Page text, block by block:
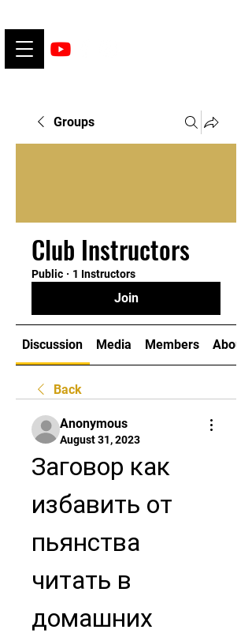
Groups
Club Instructors
Public · 1 Instructors
Join
Discussion Media Members About
Back
Anonymous
August 31, 2023
Заговор как
избавить от
пьянства
читать в
домашних